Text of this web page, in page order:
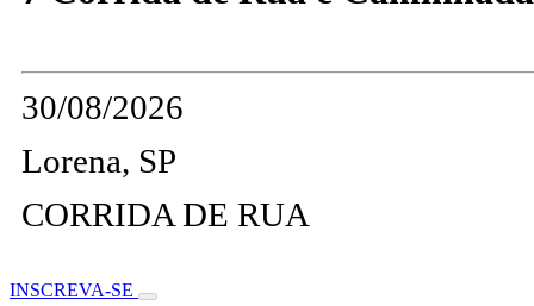
30/08/2026
Lorena, SP
CORRIDA DE RUA
INSCREVA-SE